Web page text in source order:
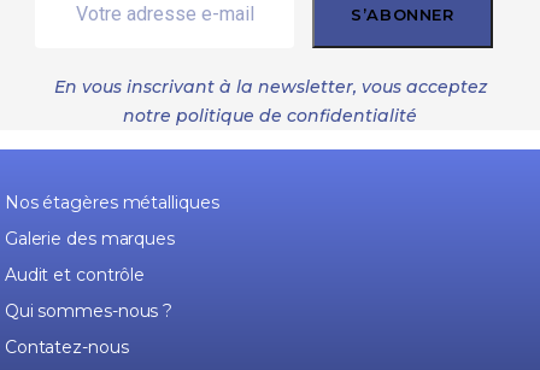
S’ABONNER
En vous inscrivant à la newsletter, vous acceptez
notre politique de confidentialité
Nos étagères métalliques
Galerie des marques
Audit et contrôle
Qui sommes-nous ?
Contatez-nous